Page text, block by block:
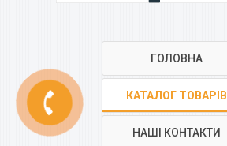
phone
ГОЛОВНА
КАТАЛОГ ТОВАРІВ
НАШІ КОНТАКТИ